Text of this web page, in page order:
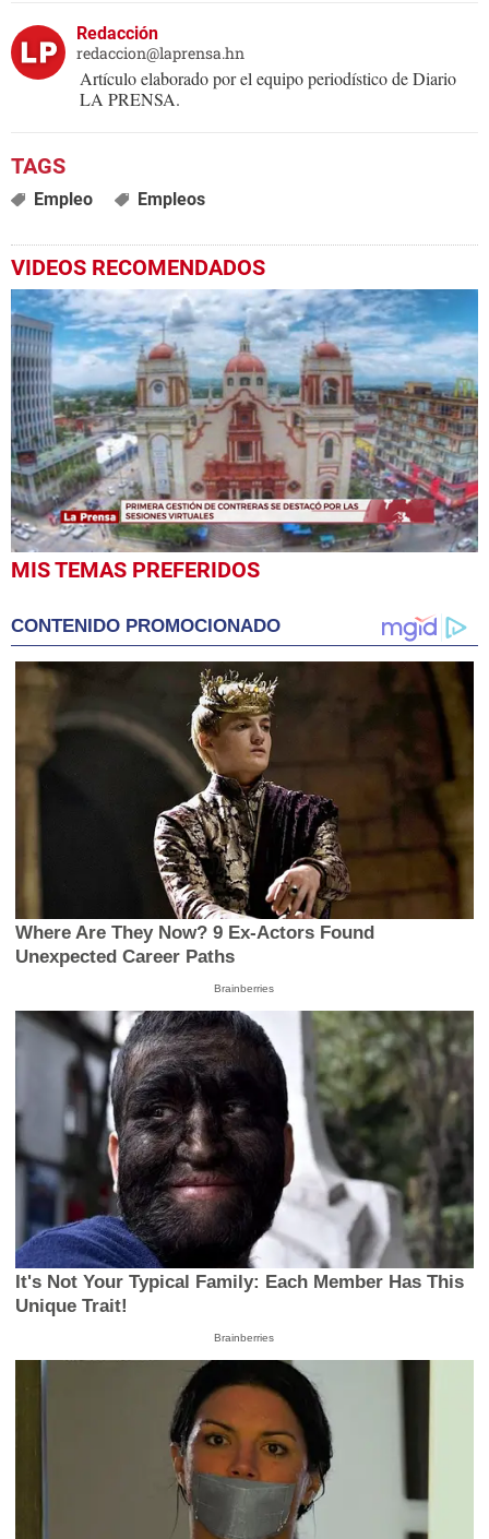
Redacción
redaccion@laprensa.hn
Artículo elaborado por el equipo periodístico de Diario
LA PRENSA.
Empleo Empleos
VIDEOS RECOMENDADOS
0
seconds
minute,
13
seconds
MIS TEMAS PREFERIDOS
CONTENIDO PROMOCIONADO
Where Are They Now? 9 Ex-Actors Found
Unexpected Career Paths
Brainberries
It's Not Your Typical Family: Each Member Has This
Unique Trait!
Brainberries